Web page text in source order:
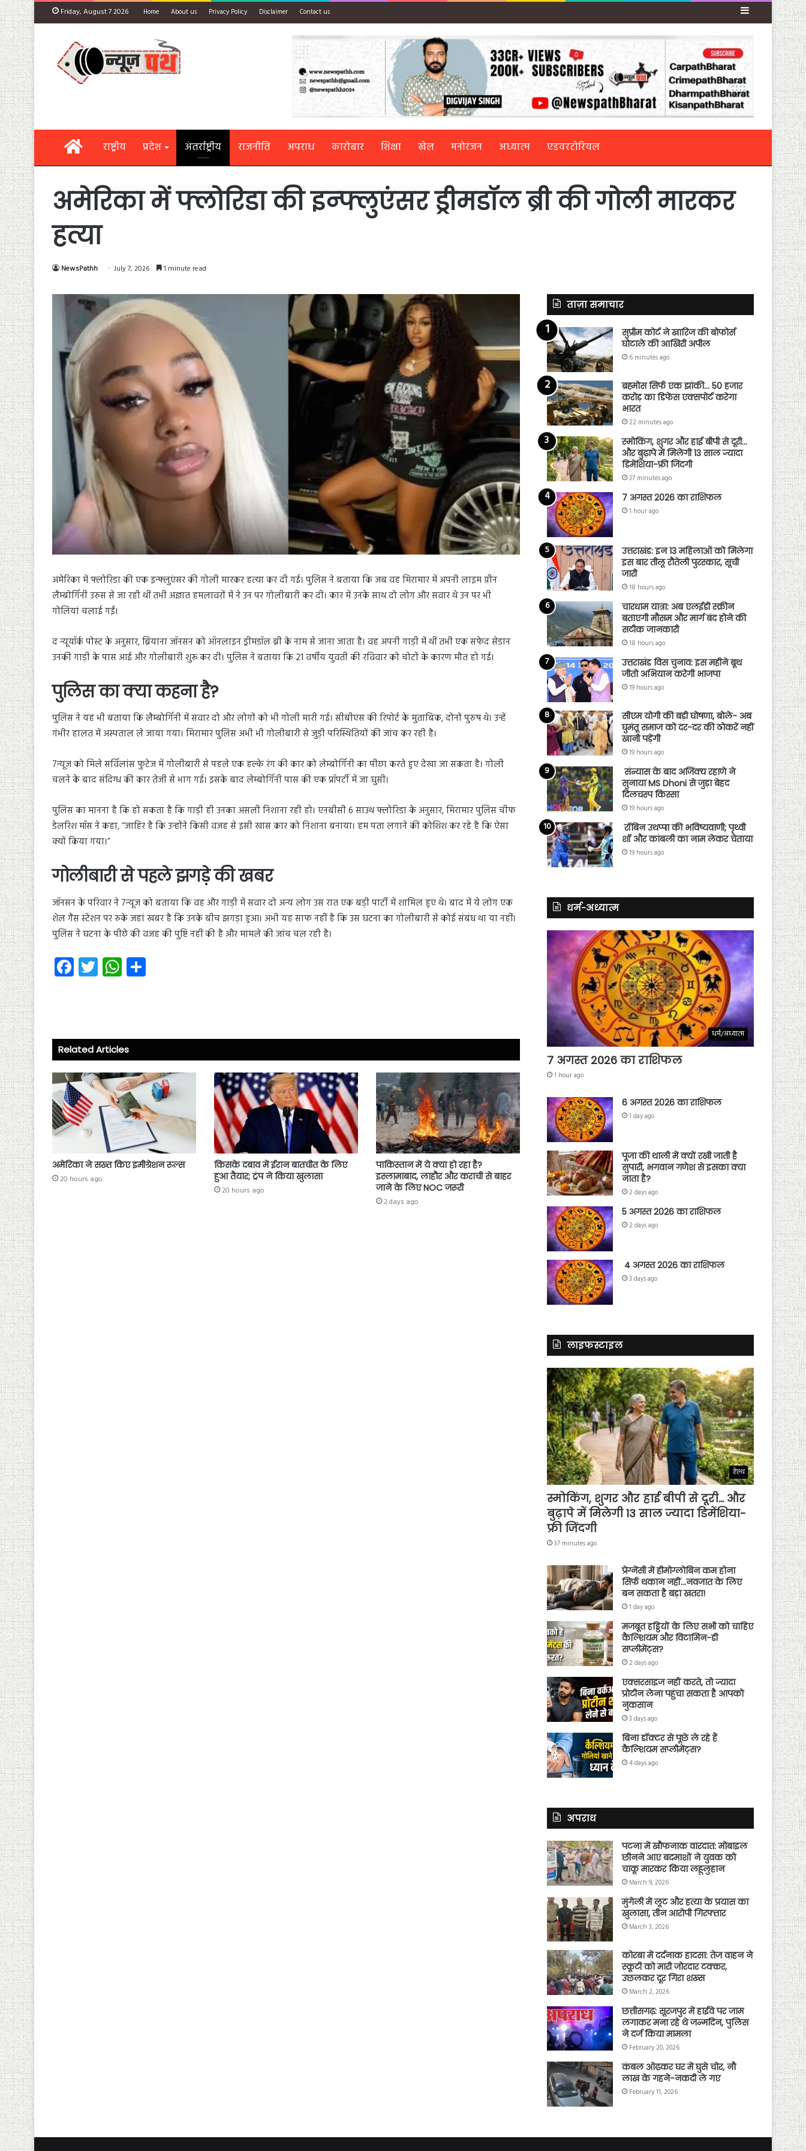
Friday, August 7 2026 Home About us Privacy Policy Disclaimer Contact us Sidebar
Homeराष्ट्रीय प्रदेश अंतर्राष्ट्रीय राजनीति अपराध कारोबार शिक्षा खेल मनोरंजन अध्यात्म एडवरटोरियल
अमेरिका में फ्लोरिडा की इन्फ्लुएंसर ड्रीमडॉल ब्री की गोली मारकर
हत्या
NewsPathh July 7, 2026 1 minute read
अमेरिका में फ्लोरिडा की एक इन्फ्लुएंसर की गोली मारकर हत्या कर दी गई। पुलिस ने बताया कि जब वह मिरामार में अपनी लाइम ग्रीन
लैम्बोर्गिनी उरुस से जा रही थीं तभी अज्ञात हमलावरों में ने उन पर गोलीबारी कर दी। कार में उनके साथ दो लोग और सवार थे उन पर भी
गोलियां चलाई गईं।
द न्यूयॉर्क पोस्ट के अनुसार, ब्रियाना जॉनसन को ऑनलाइन ड्रीमडॉल ब्री के नाम से जाना जाता है। वह अपनी गाड़ी में थीं तभी एक सफेद सेडान
उनकी गाड़ी के पास आई और गोलीबारी शुरू कर दी। पुलिस ने बताया कि 21 वर्षीय युवती की रविवार को चोटों के कारण मौत हो गई।
पुलिस का क्या कहना है?
पुलिस ने यह भी बताया कि लैम्बोर्गिनी में सवार दो और लोगों को भी गोली मारी गई। सीबीएस की रिपोर्ट के मुताबिक, दोनों पुरुष थे। उन्हें
गंभीर हालत में अस्पताल ले जाया गया। मिरामार पुलिस अभी भी गोलीबारी से जुड़ी परिस्थितियों की जांच कर रही है।
7न्यूज को मिले सर्विलांस फुटेज में गोलीबारी से पहले एक हल्के रंग की कार को लेम्बोर्गिनी का पीछा करते हुए देखा जा सकता है। गोली
चलने के बाद संदिग्ध की कार तेजी से भाग गई। इसके बाद लेम्बोर्गिनी पास की एक प्रॉपर्टी में जा घुसी।
पुलिस का मानना है कि हो सकता है कि गाड़ी ही उनका असली निशाना रही हो। एनबीसी 6 साउथ फ्लोरिडा के अनुसार, मिरामार पुलिस चीफ
डेलरिश मॉस ने कहा, “जाहिर है कि उन्होंने किसी वजह से इसी खास कार को निशाना बनाया। हम पता लगाने की कोशिश कर रहे हैं कि ऐसा
क्यों किया गया।”
गोलीबारी से पहले झगड़े की खबर
जॉनसन के परिवार ने 7न्यूज को बताया कि वह और गाड़ी में सवार दो अन्य लोग उस रात एक बड़ी पार्टी में शामिल हुए थे। बाद में ये लोग एक
शेल गैस स्टेशन पर रुके जहां खबर है कि उनके बीच झगड़ा हुआ। अभी यह साफ नहीं है कि उस घटना का गोलीबारी से कोई संबंध था या नहीं।
पुलिस ने घटना के पीछे की वजह की पुष्टि नहीं की है और मामले की जांच चल रही है।
Fa
ce
ok
T
wi
W
ha
p
p
Related Articles
अमेरिका ने सख्त किए इमीग्रेशन रूल्स
20 hours ago
किसके दबाव में ईरान बातचीत के लिए
हुआ तैयार; ट्रंप ने किया खुलासा
20 hours ago
पाकिस्तान में ये क्या हो रहा है?
इस्लामाबाद, लाहौर और कराची से बाहर
जाने के लिए NOC जरूरी
2 days ago
ताज़ा समाचार
सुप्रीम कोर्ट ने खारिज की बोफोर्स
घोटाले की आखिरी अपील
6 minutes ago
ब्रह्मोस सिर्फ एक झांकी… 50 हजार
करोड़ का डिफेंस एक्सपोर्ट करेगा
भारत
22 minutes ago
स्मोकिंग, शुगर और हाई बीपी से दूरी…
और बुढ़ापे में मिलेगी 13 साल ज्यादा
डिमेंशिया-फ्री जिंदगी
37 minutes ago
7 अगस्त 2026 का राशिफल
1 hour ago
उत्तराखंड: इन 13 महिलाओं को मिलेगा
इस बार तीलू रौतेली पुरस्कार, सूची
जारी
18 hours ago
चारधाम यात्रा: अब एलईडी स्क्रीन
बताएगी मौसम और मार्ग बंद होने की
सटीक जानकारी
18 hours ago
उत्तराखंड विस चुनाव: इस महीने बूथ
जीतो अभियान करेगी भाजपा
19 hours ago
सीएम योगी की बड़ी घोषणा, बोले- अब
घुमंतू समाज को दर-दर की ठोकरें नहीं
खानी पड़ेंगी
19 hours ago
संन्यास के बाद अजिंक्‍य रहाणे ने
सुनाया MS Dhoni से जुड़ा बेहद
दिलचस्प किस्सा
19 hours ago
रॉबिन उथप्पा की भविष्यवाणी; पृथ्वी
शॉ और कांबली का नाम लेकर चेताया
19 hours ago
धर्म-अध्यात्म
धर्म/अध्यात्म
7 अगस्त 2026 का राशिफल
1 hour ago
6 अगस्त 2026 का राशिफल
1 day ago
पूजा की थाली में क्यों रखी जाती है
सुपारी, भगवान गणेश से इसका क्या
नाता है?
2 days ago
5 अगस्त 2026 का राशिफल
2 days ago
4 अगस्त 2026 का राशिफल
3 days ago
लाइफस्टाइल
हेल्थ
स्मोकिंग, शुगर और हाई बीपी से दूरी… और
बुढ़ापे में मिलेगी 13 साल ज्यादा डिमेंशिया-
फ्री जिंदगी
37 minutes ago
प्रेग्नेंसी में हीमोग्लोबिन कम होना
सिर्फ थकान नहीं…नवजात के लिए
बन सकता है बड़ा खतरा!
1 day ago
मजबूत हड्डियों के लिए सभी को चाहिए
कैल्शियम और विटामिन-डी
सप्लीमेंट्स?
2 days ago
एक्सरसाइज नहीं करते, तो ज्यादा
प्रोटीन लेना पहुंचा सकता है आपको
नुकसान
3 days ago
बिना डॉक्टर से पूछे ले रहे हैं
कैल्शियम सप्लीमेंट्स?
4 days ago
अपराध
पटना में खौफनाक वारदात: मोबाइल
छीनने आए बदमाशों ने युवक को
चाकू मारकर किया लहूलुहान
March 9, 2026
मुंगेली में लूट और हत्या के प्रयास का
खुलासा, तीन आरोपी गिरफ्तार
March 3, 2026
कोरबा में दर्दनाक हादसा: तेज वाहन ने
स्कूटी को मारी जोरदार टक्कर,
उछलकर दूर गिरा शख्स
March 2, 2026
छत्तीसगढ़: सूरजपुर में हाईवे पर जाम
लगाकर मना रहे थे जन्मदिन, पुलिस
ने दर्ज किया मामला
February 20, 2026
कंबल ओढ़कर घर में घुसे चोर, नौ
लाख के गहने-नकदी ले गए
February 11, 2026